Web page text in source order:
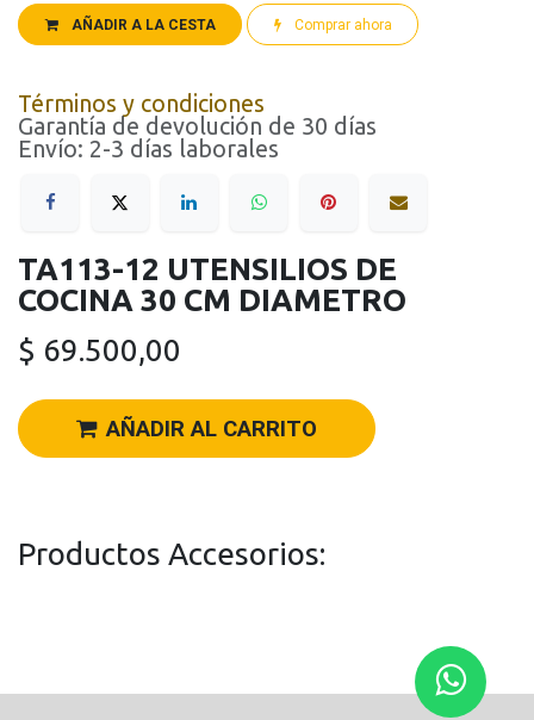
AÑADIR A LA CESTA Comprar ahora
Términos y condiciones
Garantía de devolución de 30 días
Envío: 2-3 días laborales
TA113-12 UTENSILIOS DE
COCINA 30 CM DIAMETRO
$ 69.500,00
AÑADIR AL CARRITO
Productos Accesorios: